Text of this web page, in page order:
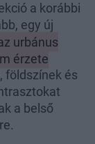
a korábbi
egy új
urbánus
érzete
földszínek és
a belső